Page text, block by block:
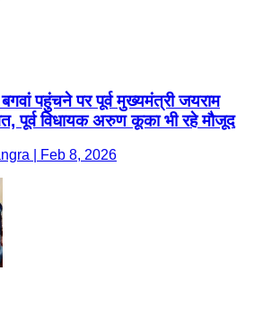
बगवां पहुंचने पर पूर्व मुख्यमंत्री जयराम
पूर्व विधायक अरुण कूका भी रहे मौजूद
| Feb 8, 2026